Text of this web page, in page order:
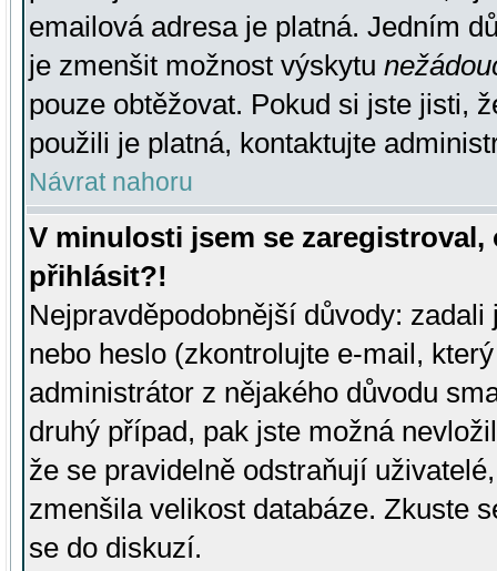
emailová adresa je platná. Jedním
je zmenšit možnost výskytu
pouze obtěžovat. Pokud si jste jisti,
použili je platná, kontaktujte
Návrat nahoru
V minulosti jsem se
přihlásit?!
Nejpravděpodobnější důvody:
nebo heslo (zkontrolujte e-mail,
administrátor z nějakého důvodu
druhý případ, pak jste možná
že se pravidelně odstraňují
zmenšila velikost databáze. Zkuste
se do diskuzí.